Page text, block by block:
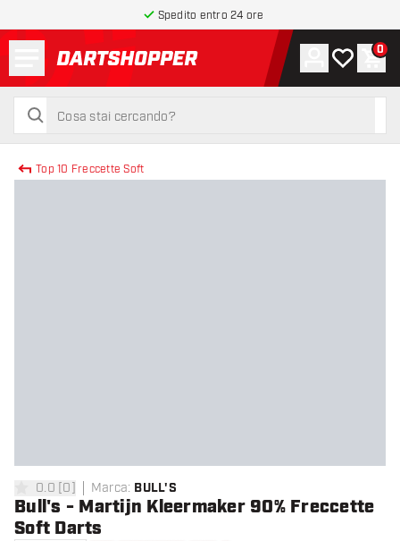
Spedito entro 24 ore
torna alla home page
cerca
cerca
Account
La mia0
Top 10 Freccette Soft
0 stelle di valutazione
0.0 [0] Marca: BULL'S
Bull's - Martijn Kleermaker 90% Freccette
Soft Darts